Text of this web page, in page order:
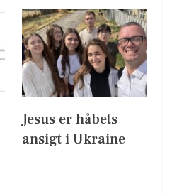
Jesus er håbets
ansigt i Ukraine